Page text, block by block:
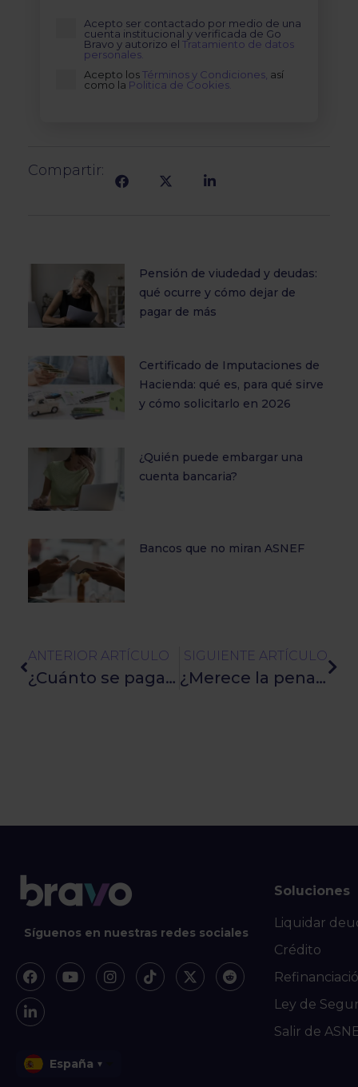
Acepto ser contactado por medio de una
cuenta institucional y verificada de Go
Bravo y autorizo el Tratamiento de datos
personales.
Acepto losTérminos y Condiciones, así
como la Politica de Cookies.
Compartir:
Pensión de viudedad y deudas:
qué ocurre y cómo dejar de
pagar de más
Certificado de Imputaciones de
Hacienda: qué es, para qué sirve
y cómo solicitarlo en 2026
¿Quién puede embargar una
cuenta bancaria?
Bancos que no miran ASNEF
ANTERIOR ARTÍCULO
¿Cuánto se paga a Hacienda por heredar dinero?
SIGUIENTE ARTÍCULO
¿Merece la pena un plan de pensiones? Pros y contras
Síguenos en nuestras redes sociales
España ▾
Soluciones
Liquidar
Crédito
Ley de
Salir de